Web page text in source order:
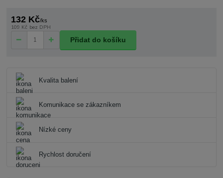
132 Kč/ks
109 Kč bez DPH
Přidat do košíku
Kvalita balení
Komunikace se zákazníkem
Nízké ceny
Rychlost doručení